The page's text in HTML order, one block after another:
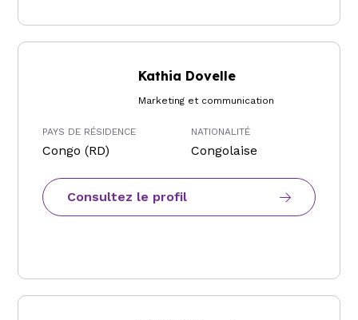
Kathia Dovelle
Marketing et communication
PAYS DE RÉSIDENCE
Congo (RD)
NATIONALITÉ
Congolaise
Consultez le profil